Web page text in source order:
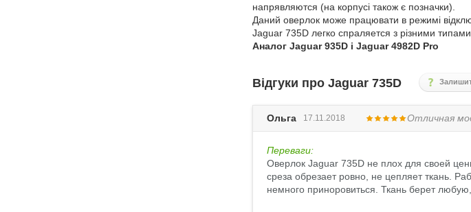
напрявляются (на корпусі також є позначки).
Даний оверлок може працювати в режимі
Jaguar 735D легко спраляется з різними
Аналог Jaguar 935D і Jaguar 4982D Pro
Відгуки про Jaguar 735D
Ольга 17.11.2018 Отличная
Переваги:
Оверлок Jaguar 735D не плох для своей
среза обрезает ровно, не цепляет ткань.
немного приноровиться. Ткань берет